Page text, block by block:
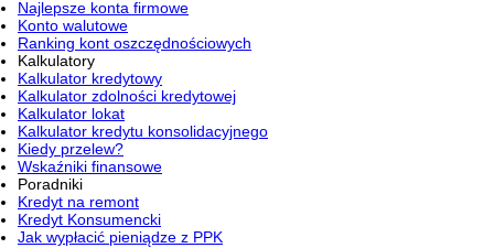
Najlepsze konta firmowe
Konto walutowe
Ranking kont oszczędnościowych
Kalkulatory
Kalkulator kredytowy
Kalkulator zdolności kredytowej
Kalkulator lokat
Kalkulator kredytu konsolidacyjnego
Kiedy przelew?
Wskaźniki finansowe
Poradniki
Kredyt na remont
Kredyt Konsumencki
Jak wypłacić pieniądze z PPK